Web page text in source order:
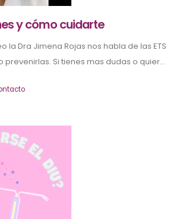
y cómo cuidarte
la Dra Jimena Rojas nos habla de las ETS
Si tienes mas dudas o quier...